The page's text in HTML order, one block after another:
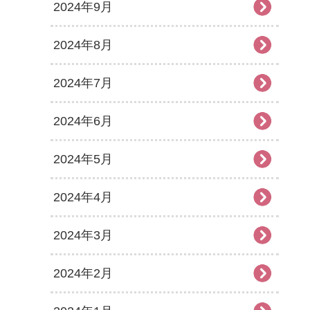
2024年9月
2024年8月
2024年7月
2024年6月
2024年5月
2024年4月
2024年3月
2024年2月